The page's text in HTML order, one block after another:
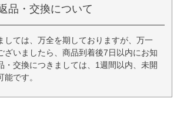
品・交換について
しては、万全を期しておりますが、万一
ざいましたら、商品到着後7日以内にお知
・交換につきましては、1週間以内、未開
です。